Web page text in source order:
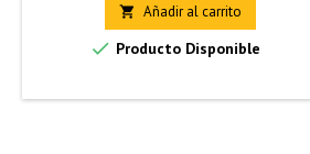
 Añadir al carrito
 Producto Disponible